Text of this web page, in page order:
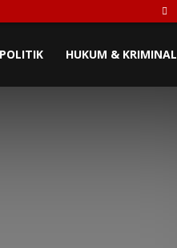
POLITIK HUKUM & KRIMINAL